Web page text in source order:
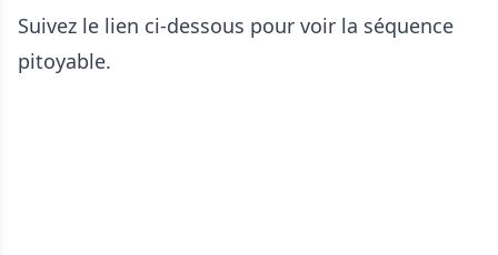
Suivez le lien ci-dessous pour voir la séquence
pitoyable.